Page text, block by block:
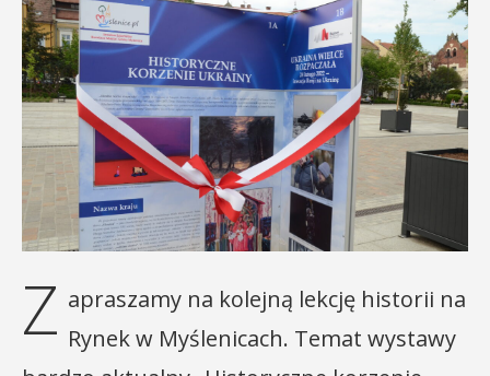
Z apraszamy na kolejną lekcję historii na
Rynek w Myślenicach. Temat wystawy